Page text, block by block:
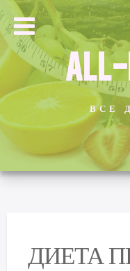
ALL-
ВСЕ
ДИЕТА